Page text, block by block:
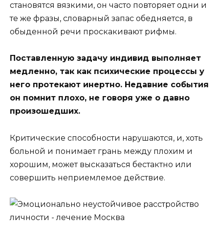
становятся вязкими, он часто повторяет одни и
те же фразы, словарный запас обедняется, в
обыденной речи проскакивают рифмы.
Поставленную задачу индивид выполняет
медленно, так как психические процессы у
него протекают инертно. Недавние события
он помнит плохо, не говоря уже о давно
произошедших.
Критические способности нарушаются, и, хоть
больной и понимает грань между плохим и
хорошим, может высказаться бестактно или
совершить неприемлемое действие.